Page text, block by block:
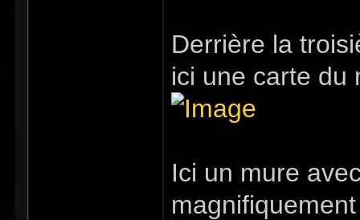
Derrière la
ici une carte du
Ici un mure